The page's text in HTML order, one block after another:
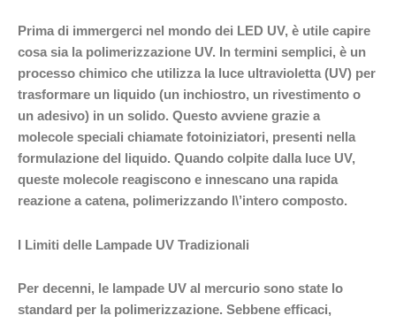
Prima di immergerci nel mondo dei LED UV, è utile capire
cosa sia la polimerizzazione UV. In termini semplici, è un
processo chimico che utilizza la luce ultravioletta (UV) per
trasformare un liquido (un inchiostro, un rivestimento o
un adesivo) in un solido. Questo avviene grazie a
molecole speciali chiamate fotoiniziatori, presenti nella
formulazione del liquido. Quando colpite dalla luce UV,
queste molecole reagiscono e innescano una rapida
reazione a catena, polimerizzando l\’intero composto.
I Limiti delle Lampade UV Tradizionali
Per decenni, le lampade UV al mercurio sono state lo
standard per la polimerizzazione. Sebbene efficaci,